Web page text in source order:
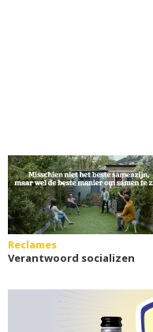
Reclames
Verantwoord socializen